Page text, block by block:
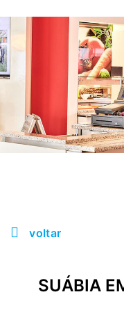
voltar
SUÁBIA